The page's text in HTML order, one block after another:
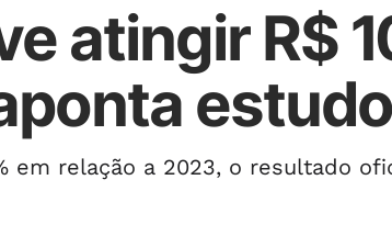
atingir R$
em relação a 2023, o resultado